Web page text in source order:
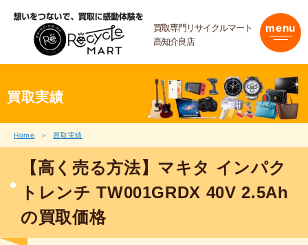
買取専門リサイクルマート
高知介良店
menu
買取実績
Home 買取実績
【高く売る方法】マキタ インパク
トレンチ TW001GRDX 40V 2.5Ah
の買取価格